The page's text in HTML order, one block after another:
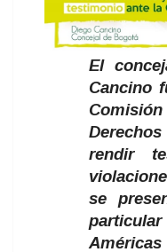
El
Cancino
rendir
se